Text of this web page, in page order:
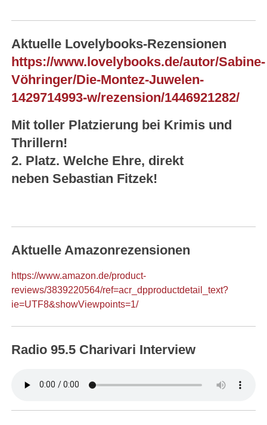
Aktuelle Lovelybooks-Rezensionen
https://www.lovelybooks.de/autor/Sabine-
Vöhringer/Die-Montez-Juwelen-
1429714993-w/rezension/1446921282/
Mit toller Platzierung bei Krimis und
Thrillern!
2. Platz. Welche Ehre, direkt
neben Sebastian Fitzek!
Aktuelle Amazonrezensionen
https://www.amazon.de/product-
reviews/3839220564/ref=acr_dpproductdetail_text?
ie=UTF8&showViewpoints=1/
Radio 95.5 Charivari Interview